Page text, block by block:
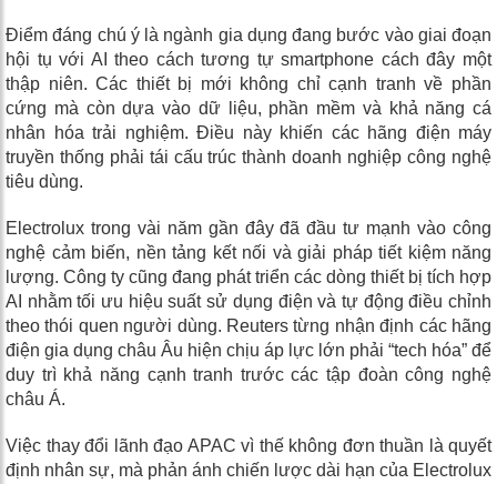
Điểm đáng chú ý là ngành gia dụng đang bước vào giai đoạn
hội tụ với AI theo cách tương tự smartphone cách đây một
thập niên. Các thiết bị mới không chỉ cạnh tranh về phần
cứng mà còn dựa vào dữ liệu, phần mềm và khả năng cá
nhân hóa trải nghiệm. Điều này khiến các hãng điện máy
truyền thống phải tái cấu trúc thành doanh nghiệp công nghệ
tiêu dùng.
Electrolux trong vài năm gần đây đã đầu tư mạnh vào công
nghệ cảm biến, nền tảng kết nối và giải pháp tiết kiệm năng
lượng. Công ty cũng đang phát triển các dòng thiết bị tích hợp
AI nhằm tối ưu hiệu suất sử dụng điện và tự động điều chỉnh
theo thói quen người dùng. Reuters từng nhận định các hãng
điện gia dụng châu Âu hiện chịu áp lực lớn phải “tech hóa” để
duy trì khả năng cạnh tranh trước các tập đoàn công nghệ
châu Á.
Việc thay đổi lãnh đạo APAC vì thế không đơn thuần là quyết
định nhân sự, mà phản ánh chiến lược dài hạn của Electrolux